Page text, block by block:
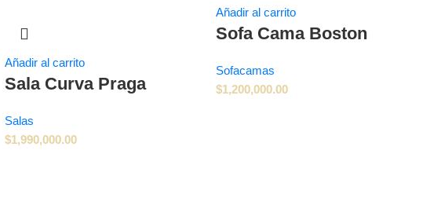
Añadir al carrito
Sala Curva Praga
Salas
$1,990,000.00
Añadir al carrito
Sofa Cama Boston
Sofacamas
$1,200,000.00